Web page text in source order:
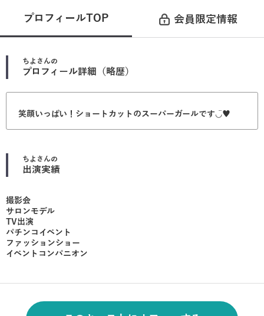
プロフィールTOP 会員限定情報
ちよ さんの
プロフィール詳細（略歴）
笑顔いっぱい！ショートカットのスーパーガールです◡̈♥︎
ちよ さんの
出演実績
撮影会
サロンモデル
TV出演
パチンコイベント
ファッションショー
イベントコンパニオン